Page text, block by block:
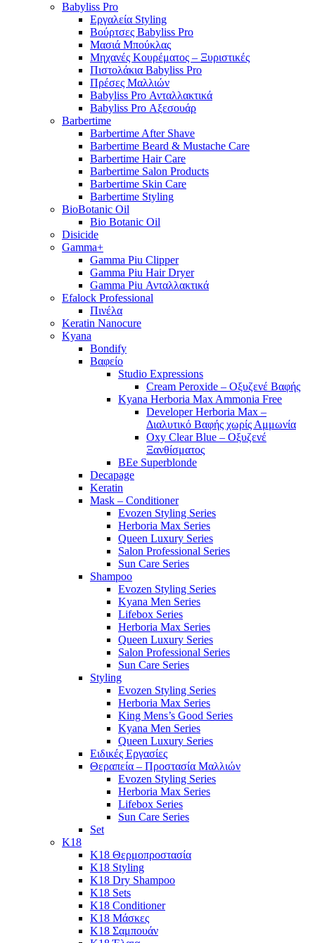
Babyliss Pro
Εργαλεία Styling
Βούρτσες Babyliss Pro
Μασιά Μπούκλας
Μηχανές Κουρέματος – Ξυριστικές
Πιστολάκια Babyliss Pro
Πρέσες Μαλλιών
Babyliss Pro Ανταλλακτικά
Babyliss Pro Αξεσουάρ
Barbertime
Barbertime After Shave
Barbertime Beard & Mustache Care
Barbertime Hair Care
Barbertime Salon Products
Barbertime Skin Care
Barbertime Styling
BioBotanic Oil
Bio Botanic Oil
Disicide
Gamma+
Gamma Piu Clipper
Gamma Piu Hair Dryer
Gamma Piu Ανταλλακτικά
Efalock Professional
Πινέλα
Keratin Nanocure
Kyana
Bondify
Βαφείο
Studio Expressions
Cream Peroxide – Οξυζενέ Βαφής
Kyana Herboria Max Ammonia Free
Developer Herboria Max –
Διαλυτικό Βαφής χωρίς Αμμωνία
Oxy Clear Blue – Οξυζενέ
Ξανθίσματος
BEe Superblonde
Decapage
Keratin
Mask – Conditioner
Evozen Styling Series
Herboria Max Series
Queen Luxury Series
Salon Professional Series
Sun Care Series
Shampoo
Evozen Styling Series
Kyana Men Series
Lifebox Series
Herboria Max Series
Queen Luxury Series
Salon Professional Series
Sun Care Series
Styling
Evozen Styling Series
Herboria Max Series
King Mens’s Good Series
Kyana Men Series
Queen Luxury Series
Ειδικές Εργασίες
Θεραπεία – Προστασία Μαλλιών
Evozen Styling Series
Herboria Max Series
Lifebox Series
Sun Care Series
Set
K18
K18 Θερμοπροστασία
K18 Styling
K18 Dry Shampoo
K18 Sets
K18 Conditioner
K18 Μάσκες
K18 Σαμπουάν